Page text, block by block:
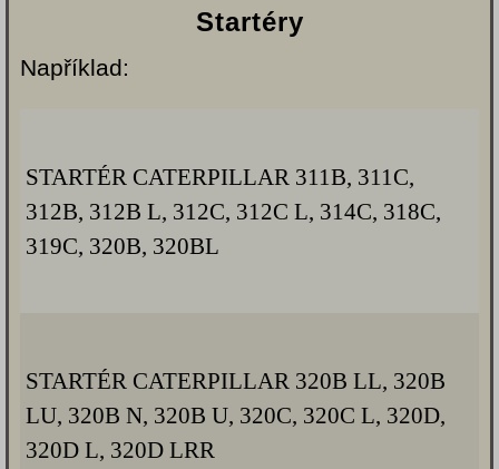
Startéry
Například:
STARTÉR CATERPILLAR 311B, 311C,
312B, 312B L, 312C, 312C L, 314C, 318C,
319C, 320B, 320BL
STARTÉR CATERPILLAR 320B LL, 320B
LU, 320B N, 320B U, 320C, 320C L, 320D,
320D L, 320D LRR